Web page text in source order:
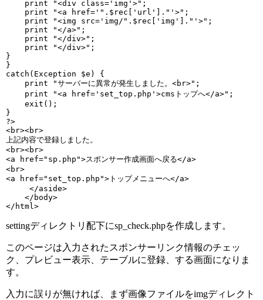
}
}
catch(Exception $e) {
}
?>
<br><br>
上記内容で登録しました。
<br><br>
<a href="sp.php">スポンサー作成画面へ戻る</a>
<br>
<a href="set_top.php">トップメニューへ</a>
</html>
settingディレクトリ配下にsp_check.phpを作成します。
このページは入力されたスポンサーリンク情報のチェッ
ク、プレビュー表示、テーブルに登録、する画面になりま
す。
入力に誤りが無ければ、まず画像ファイルをimgディレクト